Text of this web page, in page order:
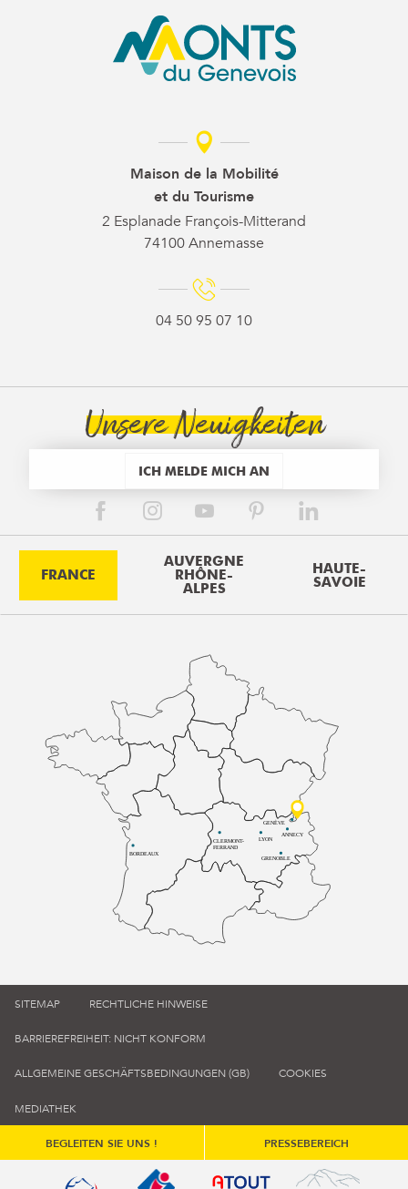
Maison de la Mobilité
et du Tourisme
2 Esplanade François-Mitterand
74100 Annemasse
04 50 95 07 10
Unsere Neuigkeiten
ICH MELDE MICH AN
FRANCE
AUVERGNE
RHÔNE-
ALPES
HAUTE-
SAVOIE
BORDEAUX
CLERMONT-
FERRAND
LYON
ANNECY
GRENOBLE
GENÈVE
SITEMAP RECHTLICHE HINWEISE
BARRIEREFREIHEIT: NICHT KONFORM
ALLGEMEINE GESCHÄFTSBEDINGUNGEN (GB) COOKIES
MEDIATHEK
BEGLEITEN SIE UNS ! PRESSEBEREICH